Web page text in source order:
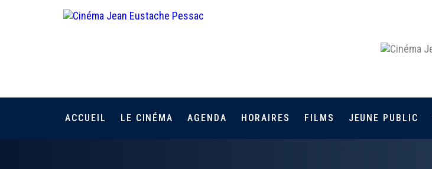
ACCUEIL LE CINÉMA AGENDA HORAIRES FILMS JEUNE PUBLIC